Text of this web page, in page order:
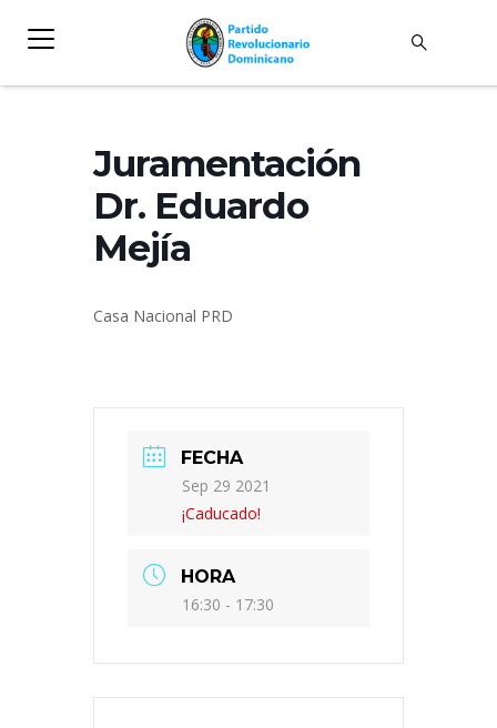
Juramentación
Dr. Eduardo
Mejía
Casa Nacional PRD
FECHA
Sep 29 2021
¡Caducado!
HORA
16:30 - 17:30